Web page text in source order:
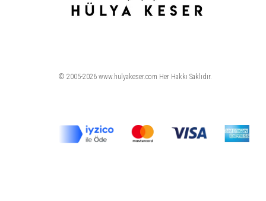
© 2005-2026 www.hulyakeser.com Her Hakkı Saklıdır.